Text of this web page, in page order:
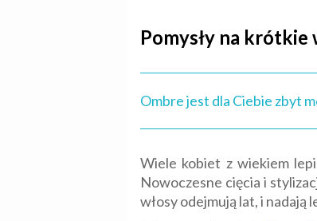
Pomysły na krótkie
Ombre jest dla Ciebie zbyt
Wiele kobiet z wiekiem
Nowoczesne cięcia i
włosy odejmują lat, i